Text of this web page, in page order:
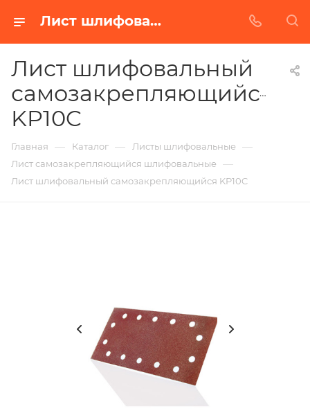
Лист шлифовальный самозакрепляющийся KP10C в Белгороде | Купить по недорогой цене от Абразивного Завода
Лист шлифовальный
самозакрепляющийся
KP10C
Главная — Каталог — Листы шлифовальные —
Лист самозакрепляющийся шлифовальные —
Лист шлифовальный самозакрепляющийся KP10C